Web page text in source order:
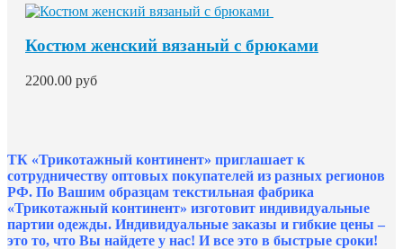
Костюм женский вязаный с брюками
2200.00 руб
ТК «Трикотажный континент» приглашает к
сотрудничеству оптовых покупателей из разных регионов
РФ. По Вашим образцам текстильная фабрика
«Трикотажный континент» изготовит индивидуальные
партии одежды. Индивидуальные заказы и гибкие цены –
это то, что Вы найдете у нас! И все это в быстрые сроки!